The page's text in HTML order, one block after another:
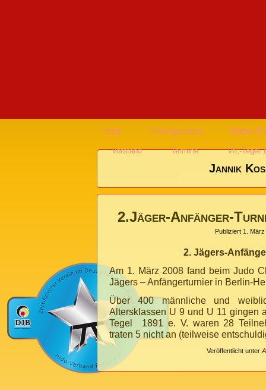
Start Trainingszeiten Matten-
Vorstand Termine VfL-Tegel
Jannik
2.Jäger-Anfänger-
Publiziert 1.
2. Jägers-
Am 1. März 2008 fand beim Judo
Jägers – Anfängerturnier in Berlin-
Über 400 männliche und
Altersklassen U 9 und U 11 gingen
Tegel 1891 e. V. waren 28
traten 5 nicht an (teilweise
Veröffentlicht unter